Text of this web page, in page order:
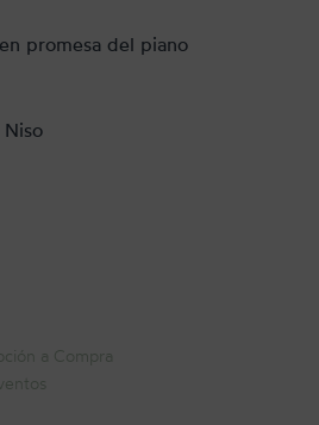
promesa del piano
a Compra